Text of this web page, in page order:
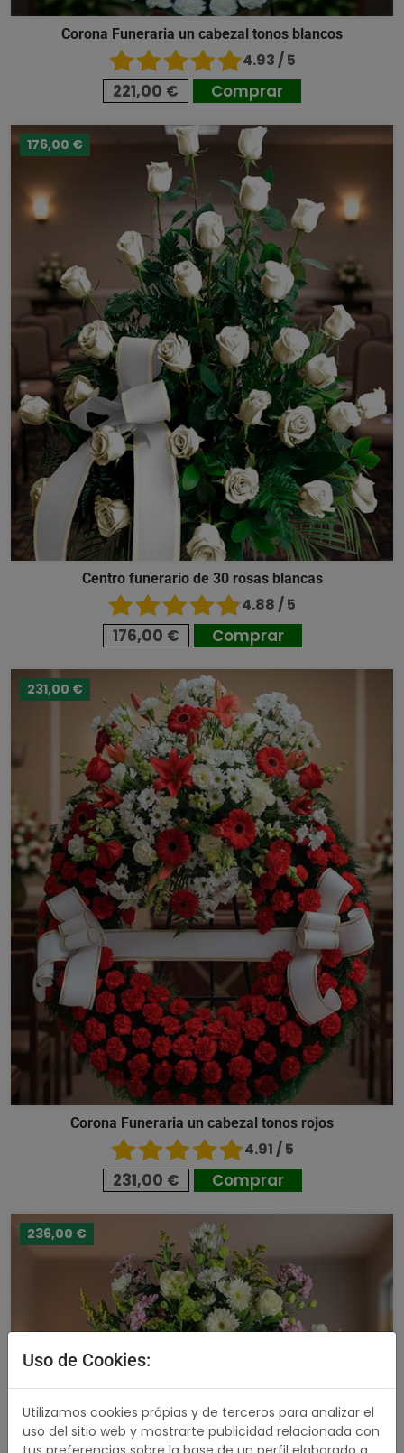
Corona Funeraria un cabezal tonos blancos
4.93 / 5
221,00 € Comprar
176,00 €
Centro funerario de 30 rosas blancas
4.88 / 5
176,00 € Comprar
231,00 €
Corona Funeraria un cabezal tonos rojos
4.91 / 5
231,00 € Comprar
236,00 €
Uso de Cookies:
Utilizamos cookies própias y de terceros para analizar el
uso del sitio web y mostrarte publicidad relacionada con